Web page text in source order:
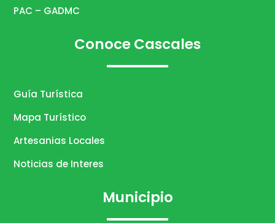
PAC – GADMC
Conoce Cascales
Guía Turística
Mapa Turístico
Artesanias Locales
Noticias de Interes
Municipio